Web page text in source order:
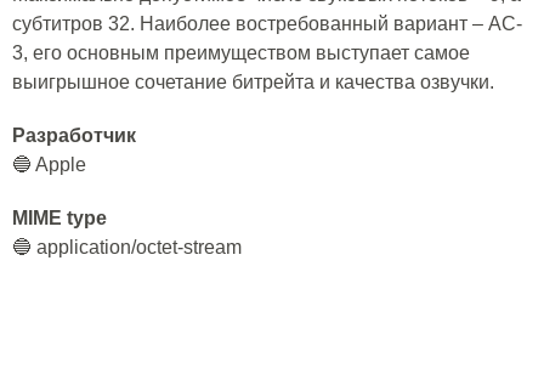
субтитров 32. Наиболее востребованный вариант – AC-
3, его основным преимуществом выступает самое
выигрышное сочетание битрейта и качества озвучки.
Разработчик
🔵 Apple
MIME type
🔵 application/octet-stream